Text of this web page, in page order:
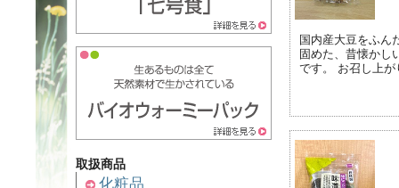
国内産大豆をふん
固めた、昔懐かし
です。 お召し上
取扱商品
化粧品